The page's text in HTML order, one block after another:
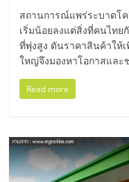
ไชส์
แฟ
รน
ไชส์
สถานการณ์แพร่ระบาดโ
เริ่มน้อยลงแต่สิ่งที่คนไท
ที่พุ่งสูง ดันราคาสินค้าใ
ใหญ่จึงมองหาโอกาสและ
Read more